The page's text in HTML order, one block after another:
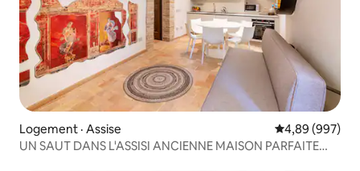
Logement · Assise Note
4,89 (997)
UN SAUT DANS L'ASSISI ANCIENNE MAISON PARFAITE